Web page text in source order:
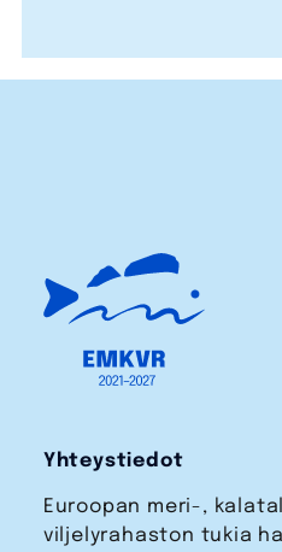
Yhteystiedot
Euroopan meri-,
viljelyrahaston tukia